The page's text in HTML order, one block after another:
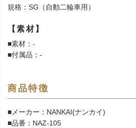
規格：SG（自動二輪車用）
【素材】
■素材：-
■付属品：-
商品特徴
■メーカー：NANKAI(ナンカイ)
■品番：NAZ-105